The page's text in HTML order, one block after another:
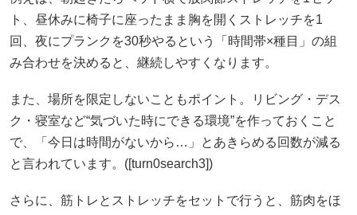
ト、昼休みに椅子に座ったまま胸を開くストレッチを1
回、夜にプランクを30秒やるという「時間帯×種目」の組
み合わせを決めると、継続しやすくなります。
また、場所を限定しないこともポイント。リビング・デス
ク・寝室など“気づいた時にできる環境”を作っておくこと
で、「今日は時間がないから…」とあきらめる回数が減る
と言われています。([turn0search3])
さらに、筋トレとストレッチをセットで行うと、筋肉をほ